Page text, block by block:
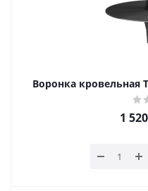
Воронка кровельная
1 520